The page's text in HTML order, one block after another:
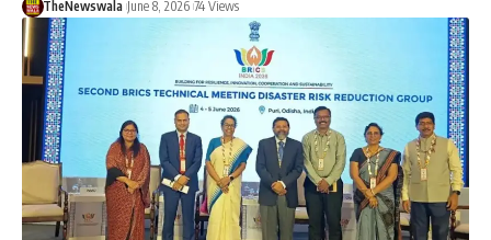
TheNewswala June 8, 2026 74 Views